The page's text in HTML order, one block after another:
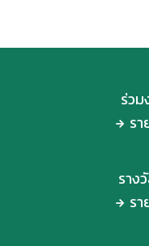
ร่วม
ร
ราง
ร